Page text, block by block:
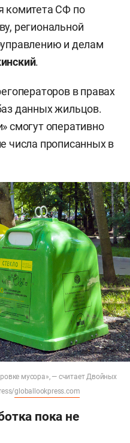
комитета СФ по
региональной
и делам
.
в правах
данных жильцов.
смогут оперативно
числа прописанных в
мусора», — считает Двойных
globallookpress.com
пока не